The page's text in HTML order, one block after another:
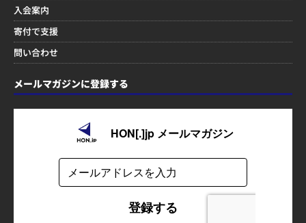
入会案内
寄付で支援
問い合わせ
メールマガジンに登録する